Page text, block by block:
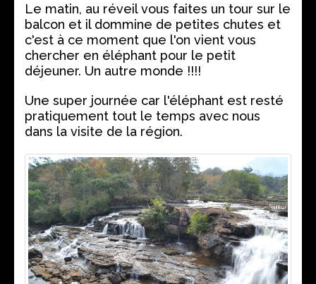
Le matin, au réveil vous faites un tour sur le
balcon et il dommine de petites chutes et
c'est à ce moment que l'on vient vous
chercher en éléphant pour le petit
déjeuner. Un autre monde !!!!
Une super journée car l'éléphant est resté
pratiquement tout le temps avec nous
dans la visite de la région.